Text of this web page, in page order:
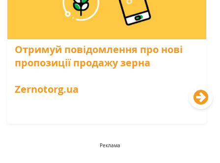
Отримуй повідомлення про нові
пропозиції продажу зерна
Zernotorg.ua
Реклама